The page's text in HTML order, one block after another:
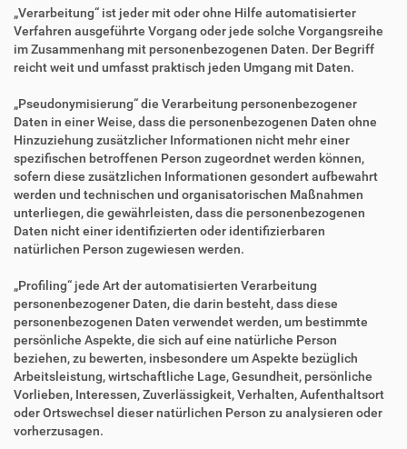
„Verarbeitung“ ist jeder mit oder ohne Hilfe automatisierter
Verfahren ausgeführte Vorgang oder jede solche Vorgangsreihe
im Zusammenhang mit personenbezogenen Daten. Der Begriff
reicht weit und umfasst praktisch jeden Umgang mit Daten.
„Pseudonymisierung“ die Verarbeitung personenbezogener
Daten in einer Weise, dass die personenbezogenen Daten ohne
Hinzuziehung zusätzlicher Informationen nicht mehr einer
spezifischen betroffenen Person zugeordnet werden können,
sofern diese zusätzlichen Informationen gesondert aufbewahrt
werden und technischen und organisatorischen Maßnahmen
unterliegen, die gewährleisten, dass die personenbezogenen
Daten nicht einer identifizierten oder identifizierbaren
natürlichen Person zugewiesen werden.
„Profiling“ jede Art der automatisierten Verarbeitung
personenbezogener Daten, die darin besteht, dass diese
personenbezogenen Daten verwendet werden, um bestimmte
persönliche Aspekte, die sich auf eine natürliche Person
beziehen, zu bewerten, insbesondere um Aspekte bezüglich
Arbeitsleistung, wirtschaftliche Lage, Gesundheit, persönliche
Vorlieben, Interessen, Zuverlässigkeit, Verhalten, Aufenthaltsort
oder Ortswechsel dieser natürlichen Person zu analysieren oder
vorherzusagen.